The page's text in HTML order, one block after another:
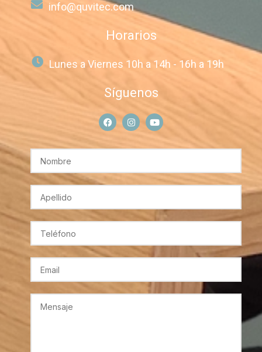
info@quvitec.com
Horarios
Lunes a Viernes 10h a 14h - 16h a 19h
Síguenos